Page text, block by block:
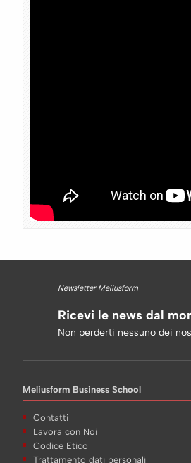
Newsletter Meliusform
Ricevi le news dal
Non perderti nessuno dei
Meliusform Business School
Contatti
Lavora con Noi
Codice Etico
Trattamento dati personali